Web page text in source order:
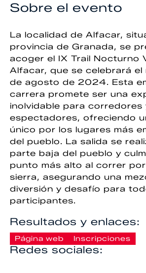
Sobre el evento
La localidad de Alfacar,
provincia de Granada, se
acoger el IX Trail Nocturno
Alfacar, que se celebrará el
de agosto de 2024. Esta
carrera promete ser una
inolvidable para corredores
espectadores, ofreciendo
único por los lugares más
del pueblo. La salida se
parte baja del pueblo y
punto más alto al correr
sierra, asegurando una
diversión y desafío para
participantes.
Resultados y enlaces:
Página web Inscripciones
Redes sociales: